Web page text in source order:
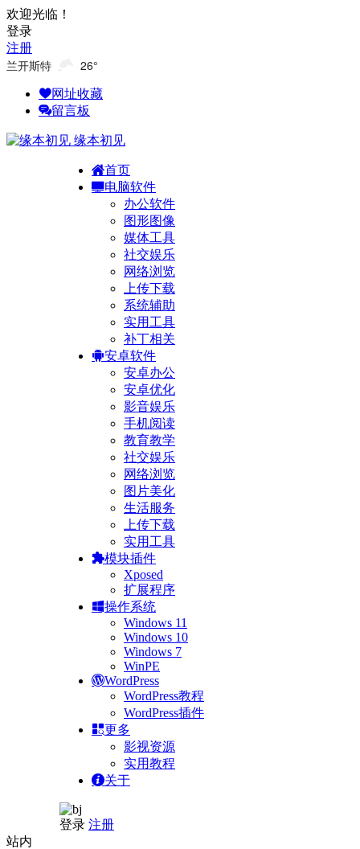
欢迎光临！
登录
注册
兰开斯特 26°
网址收藏
留言板
缘本初见
首页
电脑软件
办公软件
图形图像
媒体工具
社交娱乐
网络浏览
上传下载
系统辅助
实用工具
补丁相关
安卓软件
安卓办公
安卓优化
影音娱乐
手机阅读
教育教学
社交娱乐
网络浏览
图片美化
生活服务
上传下载
实用工具
模块插件
Xposed
扩展程序
操作系统
Windows 11
Windows 10
Windows 7
WinPE
WordPress
WordPress教程
WordPress插件
更多
影视资源
实用教程
关于
登录 注册
站内